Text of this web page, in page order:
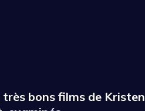
très bons films de Kristen